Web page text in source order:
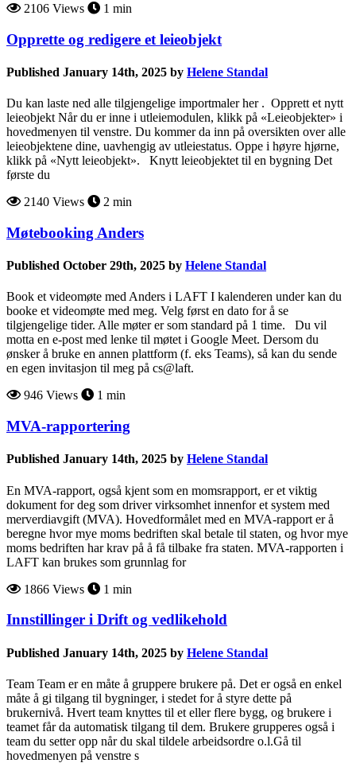
2106 Views
1 min
Opprette og redigere et leieobjekt
Published January 14th, 2025 by Helene Standal
Du kan laste ned alle tilgjengelige importmaler her . Opprett et nytt
leieobjekt Når du er inne i utleiemodulen, klikk på «Leieobjekter» i
hovedmenyen til venstre. Du kommer da inn på oversikten over alle
leieobjektene dine, uavhengig av utleiestatus. Oppe i høyre hjørne,
klikk på «Nytt leieobjekt». Knytt leieobjektet til en bygning Det
første du
2140 Views
2 min
Møtebooking Anders
Published October 29th, 2025 by Helene Standal
Book et videomøte med Anders i LAFT I kalenderen under kan du
booke et videomøte med meg. Velg først en dato for å se
tilgjengelige tider. Alle møter er som standard på 1 time. Du vil
motta en e-post med lenke til møtet i Google Meet. Dersom du
ønsker å bruke en annen plattform (f. eks Teams), så kan du sende
en egen invitasjon til meg på cs@laft.
946 Views
1 min
MVA-rapportering
Published January 14th, 2025 by Helene Standal
En MVA-rapport, også kjent som en momsrapport, er et viktig
dokument for deg som driver virksomhet innenfor et system med
merverdiavgift (MVA). Hovedformålet med en MVA-rapport er å
beregne hvor mye moms bedriften skal betale til staten, og hvor mye
moms bedriften har krav på å få tilbake fra staten. MVA-rapporten i
LAFT kan brukes som grunnlag for
1866 Views
1 min
Innstillinger i Drift og vedlikehold
Published January 14th, 2025 by Helene Standal
Team Team er en måte å gruppere brukere på. Det er også en enkel
måte å gi tilgang til bygninger, i stedet for å styre dette på
brukernivå. Hvert team knyttes til et eller flere bygg, og brukere i
teamet får da automatisk tilgang til dem. Brukere grupperes også i
team du setter opp når du skal tildele arbeidsordre o.l.Gå til
hovedmenyen på venstre s